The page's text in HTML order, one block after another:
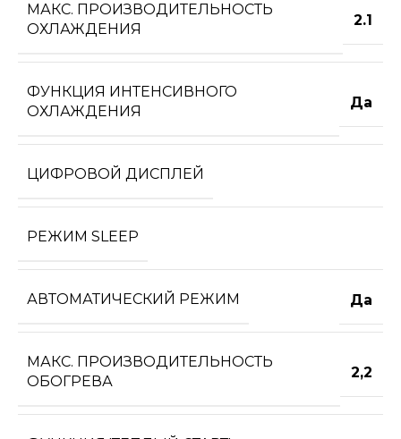
МАКС. ПРОИЗВОДИТЕЛЬНОСТЬ
ОХЛАЖДЕНИЯ
2.1
ФУНКЦИЯ ИНТЕНСИВНОГО
ОХЛАЖДЕНИЯ
Да
ЦИФРОВОЙ ДИСПЛЕЙ
РЕЖИМ SLEEP
АВТОМАТИЧЕСКИЙ РЕЖИМ Да
МАКС. ПРОИЗВОДИТЕЛЬНОСТЬ
ОБОГРЕВА
2,2